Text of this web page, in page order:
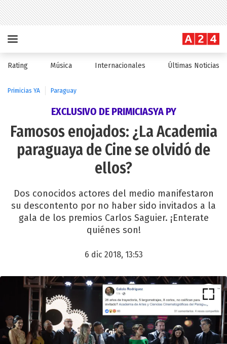
Rating Música Internacionales Últimas Noticias
Primicias YA Paraguay
EXCLUSIVO DE PRIMICIASYA PY
Famosos enojados: ¿La Academia
paraguaya de Cine se olvidó de
ellos?
Dos conocidos actores del medio manifestaron
su descontento por no haber sido invitados a la
gala de los premios Carlos Saguier. ¡Enterate
quiénes son!
6 dic 2018, 13:53